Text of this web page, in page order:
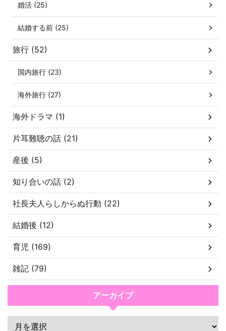
婚活 (25)
結婚する前 (25)
旅行 (52)
国内旅行 (23)
海外旅行 (27)
海外ドラマ (1)
片耳難聴の話 (21)
産後 (5)
知り合いの話 (2)
社長夫人らしからぬ行動 (22)
結婚後 (12)
育児 (169)
雑記 (79)
アーカイブ